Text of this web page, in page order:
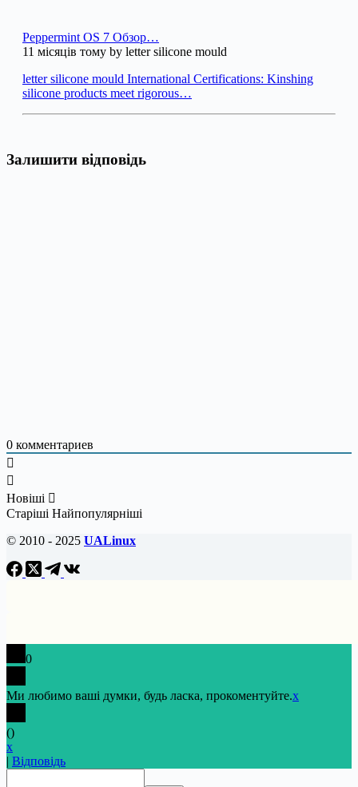
Peppermint OS 7 Обзор…
11 місяців тому by letter silicone mould
letter silicone mould International Certifications: Kinshing
silicone products meet rigorous…
Залишити відповідь
0 комментариев
Новіші
Старіші Найпопулярніші
© 2010 - 2025 UALinux
0
Ми любимо ваші думки, будь ласка, прокоментуйте.x
()
x
| Відповідь